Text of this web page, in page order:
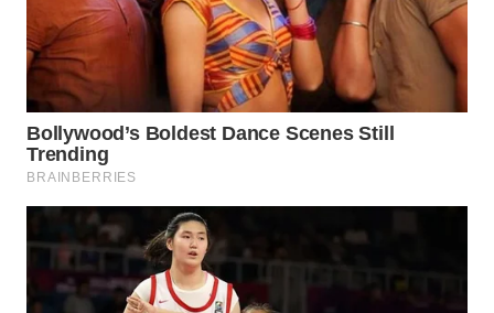
WAHANA
TRAVEL
WAHANA
TV
ID
WAHANANEWS
CO ID